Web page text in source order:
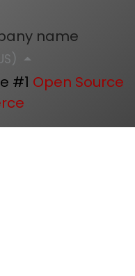
name
#1 Open Source